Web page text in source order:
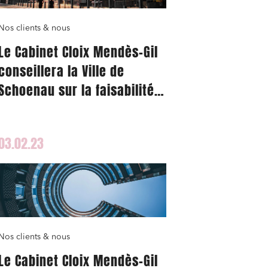
Nos clients & nous
Cabinet Cloix Mendès-Gil
la Ville de
sur la faisabilité
jusqu’à
en Allemagne
Nos clients & nous
Cabinet Cloix Mendès-Gil